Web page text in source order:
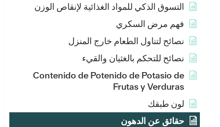
التسوق الذكي للمواد الغذائية لإنقاص الوزن
فهم مرض السكري
نصائح لتناول الطعام خارج المنزل
نصائح للتحكم بالغثيان والقيء
Contenido de Potenido de Potasio de
Frutas y Verduras
لون طبقك
حقائق عن الدهون